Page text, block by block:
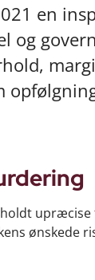
en
og
ønskede